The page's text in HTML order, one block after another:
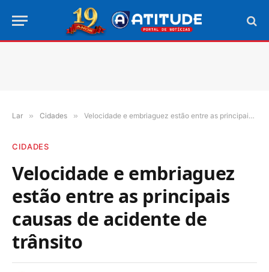
Lar » Cidades » Velocidade e embriaguez estão entre as principais causas de acidente de trânsito
CIDADES
Velocidade e embriaguez
estão entre as principais
causas de acidente de
trânsito